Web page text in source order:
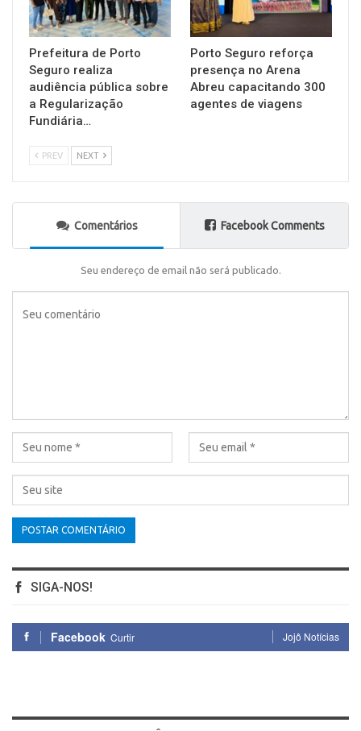
Prefeitura de Porto
Seguro realiza
audiência pública sobre
a Regularização
Fundiária…
Porto Seguro reforça
presença no Arena
Abreu capacitando 300
agentes de viagens
PREV NEXT
Comentários Facebook Comments
Seu endereço de email não será publicado.
SIGA-NOS!
Facebook Curtir Jojô Notícias